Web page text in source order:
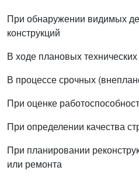
При обнаружении видимых
конструкций
В ходе плановых
В процессе срочных
При оценке
При определении качества
При планировании
или ремонта